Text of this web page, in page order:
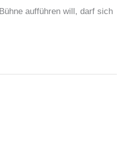
aufführen will, darf sich